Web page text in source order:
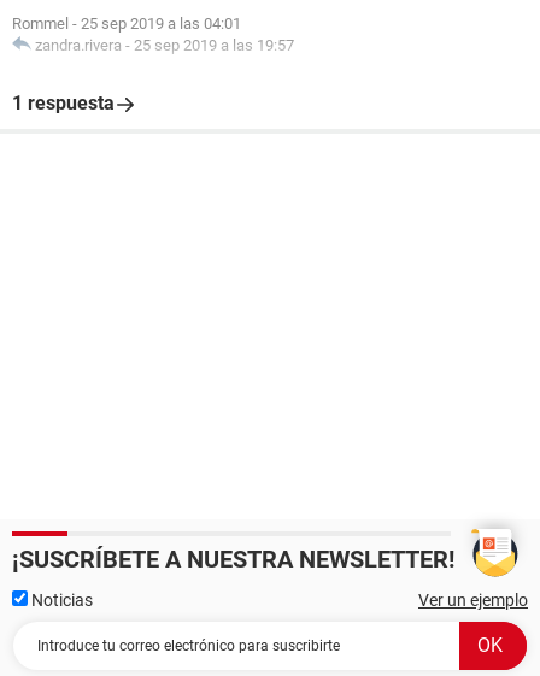
Rommel - 25 sep 2019 a las 04:01
zandra.rivera - 25 sep 2019 a las 19:57
1 respuesta
¡SUSCRÍBETE A NUESTRA NEWSLETTER!
Noticias Ver un ejemplo